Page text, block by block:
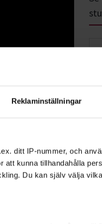
Reklaminställningar
ditt IP-nummer, och
kunna tillhandahålla
Du kan själv välja
lockas du
dans, K-
i en
att anmäla